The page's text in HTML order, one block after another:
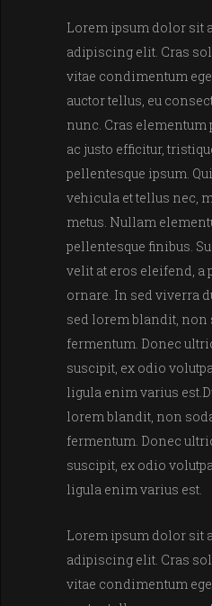
Lorem ipsum dolor sit
adipiscing elit. Cras
vitae condimentum
auctor tellus, eu
nunc. Cras
ac justo efficitur,
pellentesque ipsum.
vehicula et tellus nec,
metus. Nullam
pellentesque finibus.
velit at eros eleifend, a
ornare. In sed viverra
sed lorem blandit, non
fermentum. Donec
suscipit, ex odio
ligula enim varius
lorem blandit, non
fermentum. Donec
suscipit, ex odio
ligula enim varius est.
Lorem ipsum dolor sit
adipiscing elit. Cras
vitae condimentum